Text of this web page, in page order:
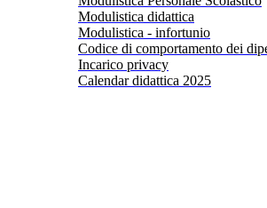
Modulistica didattica
Modulistica - infortunio
Codice di comportamento dei
Incarico privacy
Calendar didattica 2025